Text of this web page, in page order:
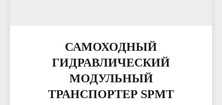
САМОХОДНЫЙ
ГИДРАВЛИЧЕСКИЙ
МОДУЛЬНЫЙ
ТРАНСПОРТЕР SPMT